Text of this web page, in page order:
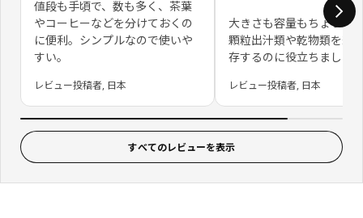
値段も手頃で、数も多く、茶葉
やコーヒーなどを分けておくの
に便利。シンプルなので使いや
すい。
レビュー投稿者, 日本
大きさも容量もちょうど
顆粒出汁類や乾物類を綺
存するのに役立ちました
レビュー投稿者, 日本
すべてのレビューを表示